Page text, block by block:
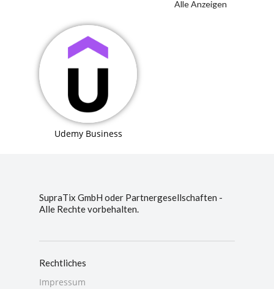
Alle Anzeigen
Udemy Business
SupraTix GmbH oder Partnergesellschaften -
Alle Rechte vorbehalten.
Rechtliches
Impressum